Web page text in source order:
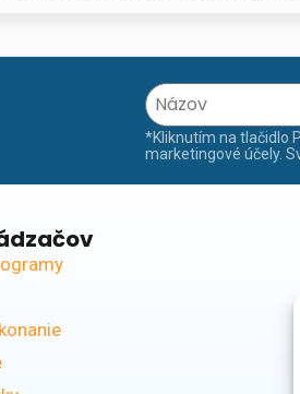
*Kliknutím na tlačidlo
marketingové účely.